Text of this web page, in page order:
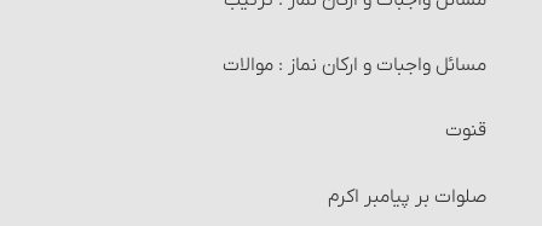
وضوی ارتماسی
شرایط وضو
1و2- آب وضو باید پاک و مطلق باشد
مسائل واجبات و ارکان نماز : موالات
قنوت
صلوات بر پیامبر اکرم‏